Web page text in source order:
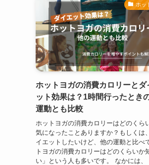
ホッ
ホットヨガの消費カロリーとダ
ット効果は？1時間行ったとき
運動とも比較
ホットヨガの消費カロリーはどのくら
気になったことありますか？もしくは
イエットしたいけど、他の運動と比べ
トヨガの消費カロリーはどのくらいか
い」という人も多いです。 なかには、